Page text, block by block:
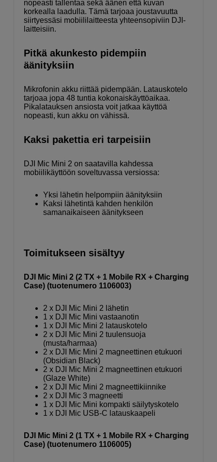
nopeasti tallentaa sekä äänen että kuvan
korkealla laadulla. Tämä tarjoaa joustavuutta
siirtyessäsi mobiililaitteesta yhteensopiviin DJI-
laitteisiin.
Pitkä akunkesto pidempiin
äänityksiin
Mikrofonin akku riittää pidempään. Latauskotelo
tarjoaa jopa 48 tuntia kokonaiskäyttöaikaa.
Pikalatauksen ansiosta voit jatkaa käyttöä
nopeasti, kun akku on vähissä.
Kaksi pakettia eri tarpeisiin
DJI Mic Mini 2 on saatavilla kahdessa
mobiilikäyttöön soveltuvassa versiossa:
Yksi lähetin helpompiin äänityksiin
Kaksi lähetintä kahden henkilön
samanaikaiseen äänitykseen
Toimitukseen sisältyy
DJI Mic Mini 2 (2 TX + 1 Mobile RX + Charging
Case) (tuotenumero 1106003)
2 x DJI Mic Mini 2 lähetin
1 x DJI Mic Mini vastaanotin
1 x DJI Mic Mini 2 latauskotelo
2 x DJI Mic Mini 2 tuulensuoja
(musta/harmaa)
2 x DJI Mic Mini 2 magneettinen etukuori
(Obsidian Black)
2 x DJI Mic Mini 2 magneettinen etukuori
(Glaze White)
2 x DJI Mic Mini 2 magneettikiinnike
2 x DJI Mic 3 magneetti
1 x DJI Mic Mini kompakti säilytyskotelo
1 x DJI Mic USB-C latauskaapeli
DJI Mic Mini 2 (1 TX + 1 Mobile RX + Charging
Case) (tuotenumero 1106005)